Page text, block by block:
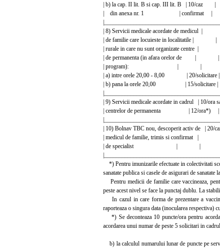
| b) la cap. II lit. B si cap. III lit. B |
| din anexa nr. 1 |
| 8) Servicii medicale acordate de
| de familie care locuieste in
| rurale in care nu sunt organizate
| de permanenta (in afara
| program): | |
| a) intre orele 20,00 - 8,00 | 20/
| b) pana la orele 20,00 | 15/
| 9) Servicii medicale acordate in cadrul
| centrelor de permanenta |
| 10) Bolnav TBC nou, descoperit
| medicul de familie, trimis si
| de specialist |
*) Pentru imunizarile efectuate in colectivitati
sanatate publica si casele de asigurari de
Pentru medicii de familie care vaccineaza,
peste acest nivel se face la punctaj dublu. La
In cazul in care forma de prezentare a
raporteaza o singura data (inocularea respectiva)
*) Se deconteaza 10 puncte/ora pentru
acordarea unui numar de peste 5 solicitari in
b) la calculul numarului lunar de puncte pe